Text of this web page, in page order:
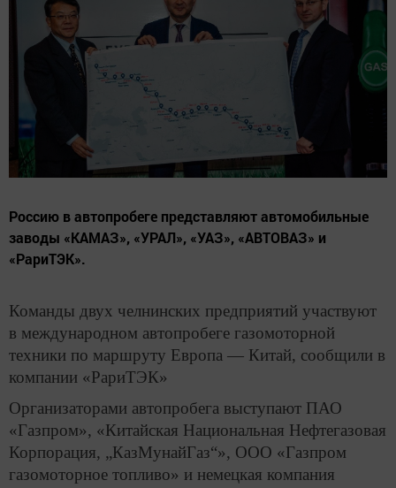
Россию в автопробеге представляют автомобильные
заводы «КАМАЗ», «УРАЛ», «УАЗ», «АВТОВАЗ» и
«РариТЭК».
Команды двух челнинских предприятий участвуют
в международном автопробеге газомоторной
техники по маршруту Европа — Китай, сообщили в
компании «РариТЭК»
Организаторами автопробега выступают ПАО
«Газпром», «Китайская Национальная Нефтегазовая
Корпорация, „КазМунайГаз“», ООО «Газпром
газомоторное топливо» и немецкая компания